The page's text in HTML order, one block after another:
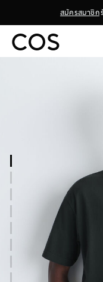
สมัครสมาชิก